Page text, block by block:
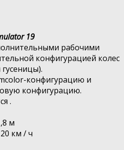
19
рабочими
конфигурацией колес
конфигурацию и
конфигурацию.
.
м
км / ч